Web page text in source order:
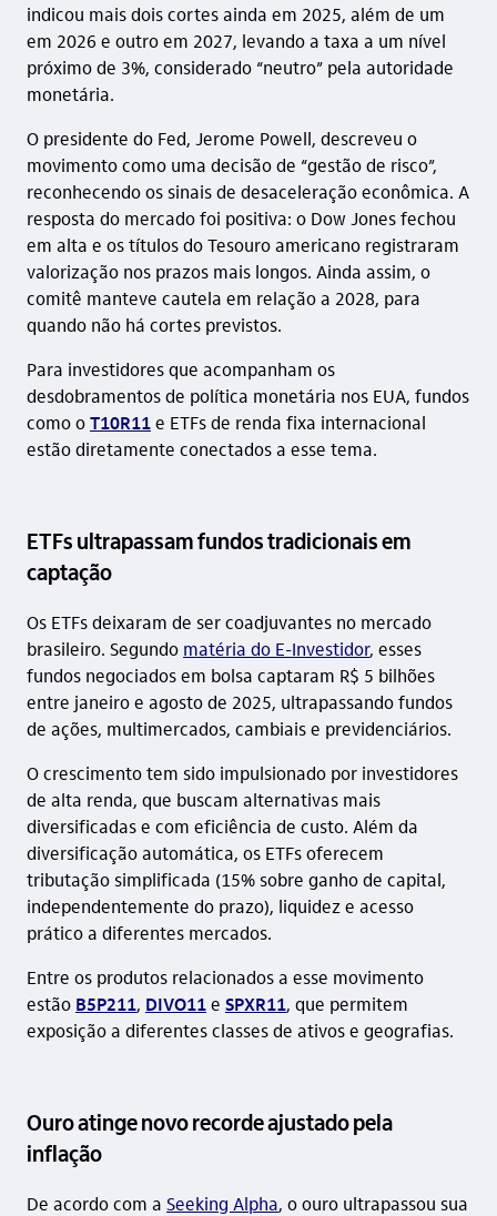
indicou mais dois cortes ainda em 2025, além de um
em 2026 e outro em 2027, levando a taxa a um nível
próximo de 3%, considerado “neutro” pela autoridade
monetária.
O presidente do Fed, Jerome Powell, descreveu o
movimento como uma decisão de “gestão de risco”,
reconhecendo os sinais de desaceleração econômica. A
resposta do mercado foi positiva: o Dow Jones fechou
em alta e os títulos do Tesouro americano registraram
valorização nos prazos mais longos. Ainda assim, o
comitê manteve cautela em relação a 2028, para
quando não há cortes previstos.
Para investidores que acompanham os
desdobramentos de política monetária nos EUA, fundos
como oT10R11e ETFs de renda fixa internacional
estão diretamente conectados a esse tema.
ETFs ultrapassam fundos tradicionais em
captação
Os ETFs deixaram de ser coadjuvantes no mercado
brasileiro. Segundo matéria do E-Investidor, esses
fundos negociados em bolsa captaram R$ 5 bilhões
entre janeiro e agosto de 2025, ultrapassando fundos
de ações, multimercados, cambiais e previdenciários.
O crescimento tem sido impulsionado por investidores
de alta renda, que buscam alternativas mais
diversificadas e com eficiência de custo. Além da
diversificação automática, os ETFs oferecem
tributação simplificada (15% sobre ganho de capital,
independentemente do prazo), liquidez e acesso
prático a diferentes mercados.
Entre os produtos relacionados a esse movimento
estão B5P211, DIVO11e SPXR11, que permitem
exposição a diferentes classes de ativos e geografias.
Ouro atinge novo recorde ajustado pela
inflação
De acordo com a Seeking Alpha, o ouro ultrapassou sua